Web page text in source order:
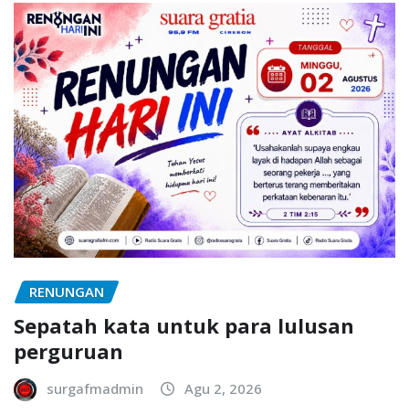
RENUNGAN
Sepatah kata untuk para lulusan
perguruan
surgafmadmin Agu 2, 2026